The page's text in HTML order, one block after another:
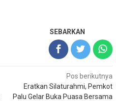
SEBARKAN
Pos berikutnya
Eratkan Silaturahmi, Pemkot
Palu Gelar Buka Puasa Bersama